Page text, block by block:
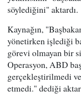
söylediğini" aktardı.
Kaynağın,
yönetirken işlediği
görevi olmayan bir
Operasyon, ABD
gerçekleştirilmedi
etmedi." dediği